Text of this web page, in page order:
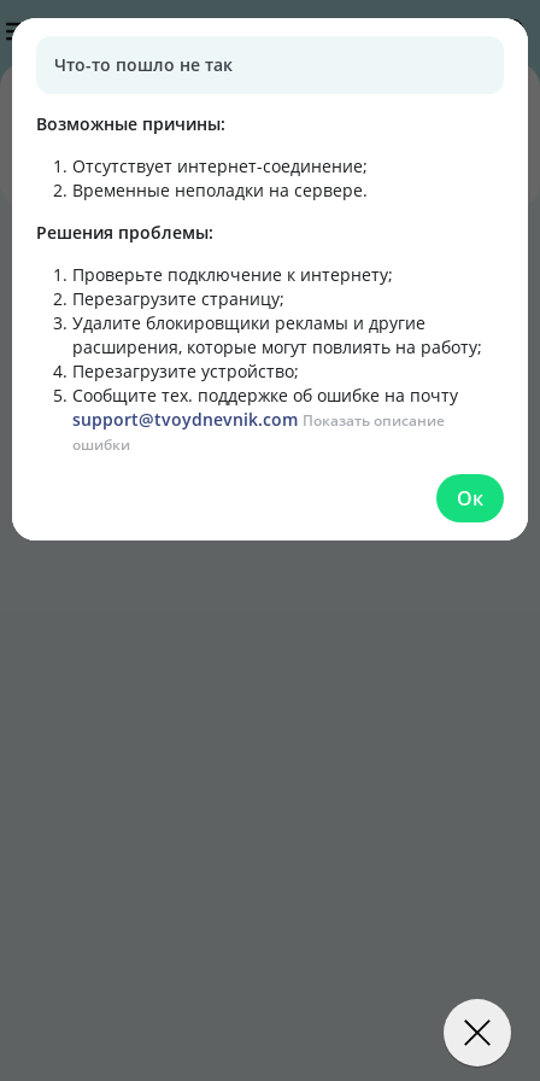
0подписчиков
Подписаться Написать
Блог Лента Кулинарная книга
Что-то пошло не так
Возможные причины:
Отсутствует интернет-соединение;
Временные неполадки на сервере.
Решения проблемы:
Проверьте подключение к интернету;
Перезагрузите страницу;
Удалите блокировщики рекламы и другие
расширения, которые могут повлиять на работу;
Перезагрузите устройство;
Сообщите тех. поддержке об ошибке на почту
support@tvoydnevnik.com Показать описание
ошибки
Ок